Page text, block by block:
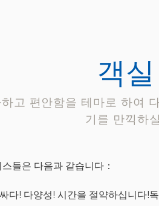
객
고 편안함을 테마로 하여
기를 만끽하
들은 다음과 같습니다：
다! 다양성! 시간을 절약하십니다!